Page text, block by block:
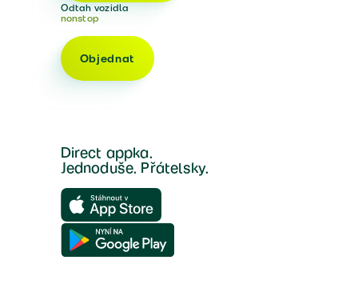
Odtah vozidla
nonstop
Objednat
Direct appka.
Jednoduše. Přátelsky.